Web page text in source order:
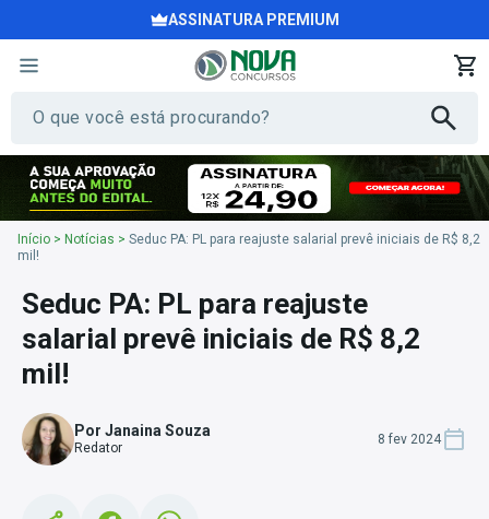
ASSINATURA PREMIUM
Início > Notícias > Seduc PA: PL para reajuste salarial prevê iniciais de R$ 8,2
mil!
Seduc PA: PL para reajuste
salarial prevê iniciais de R$ 8,2
mil!
Por Janaina Souza
Redator
8 fev 2024